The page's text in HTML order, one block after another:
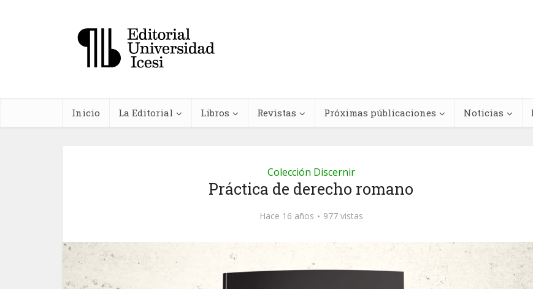
Inicio La Editorial Libros Revistas Próximas públicaciones Noticias
Colección Discernir
Práctica de derecho romano
Hace 16 años 977 vistas
Interacciones
plantas medicinales y
medicamentos
racismo
América Latina y
Caribe